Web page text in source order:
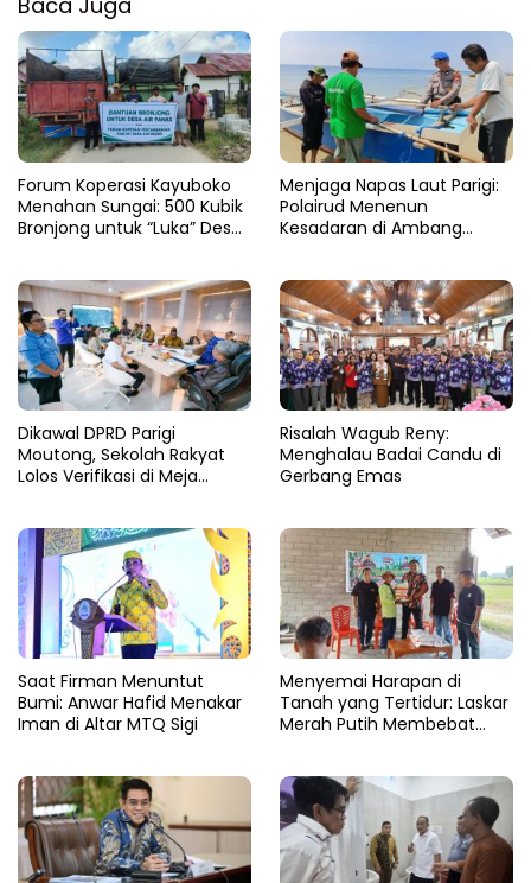
Forum Koperasi Kayuboko
Menahan Sungai: 500 Kubik
Bronjong untuk “Luka” Desa
​Menjaga Napas Laut Parigi:
Polairud Menenun
Kesadaran di Ambang
Dikawal DPRD Parigi
Moutong, Sekolah Rakyat
Lolos Verifikasi di Meja
Risalah Wagub Reny:
Menghalau Badai Candu di
Gerbang Emas
Saat Firman Menuntut
Bumi: Anwar Hafid Menakar
Iman di Altar MTQ Sigi
Menyemai Harapan di
Tanah yang Tertidur: Laskar
Merah Putih Membebat